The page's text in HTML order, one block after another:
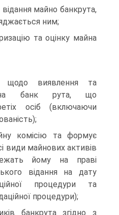
майно банкрута,
ним;
та оцінку майна
щодо виявлення та
банк рута, що
осіб (включаючи
комісію та формує
види майнових активів
йому на праві
відання на дату
процедури та
процедури);
банкрута згідно з